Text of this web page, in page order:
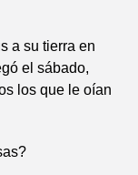
a su tierra en
el sábado,
los que le oían